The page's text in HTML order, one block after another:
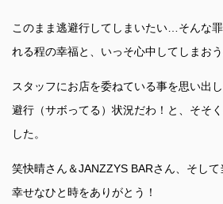
このまま逃避行してしまいたい…そんな
れる程の幸福と、いっそ心中してしまおう
スタッフにお店を委ねている事を思い出
避行（サボってる）状況だわ！と、そそ
した。
笑快晴さん＆JANZZYS BARさん、そして
幸せなひと時をありがとう！